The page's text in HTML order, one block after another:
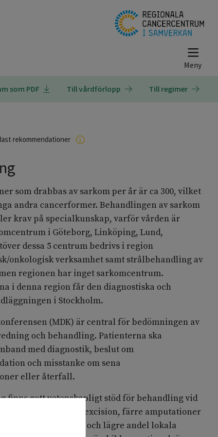
som PDF Till vårdförlopp Till regimer
rekommendationer
som drabbas av sarkom per år är ca 300, vilket
andra cancerformer. Behandlingen av sarkom
krav på specialkunskap, varför vården är
i Göteborg, Linköping, Lund,
dessa 5 centrum bedrivs i region
onkologisk verksamhet samt strålbehandling av
regionen har inget sarkomcentrum.
i denna region får den diagnostiska och
i Stockholm.
(MDK) är central för bedömningen av
och behandling. Patienterna ska
med diagnostik, beslut om
och misstanke om sena
eller återfall.
finns gott vetenskapligt stöd för behandling vid
mindre risk för re-excision, färre amputationer
kirurgi och lägre andel lokala